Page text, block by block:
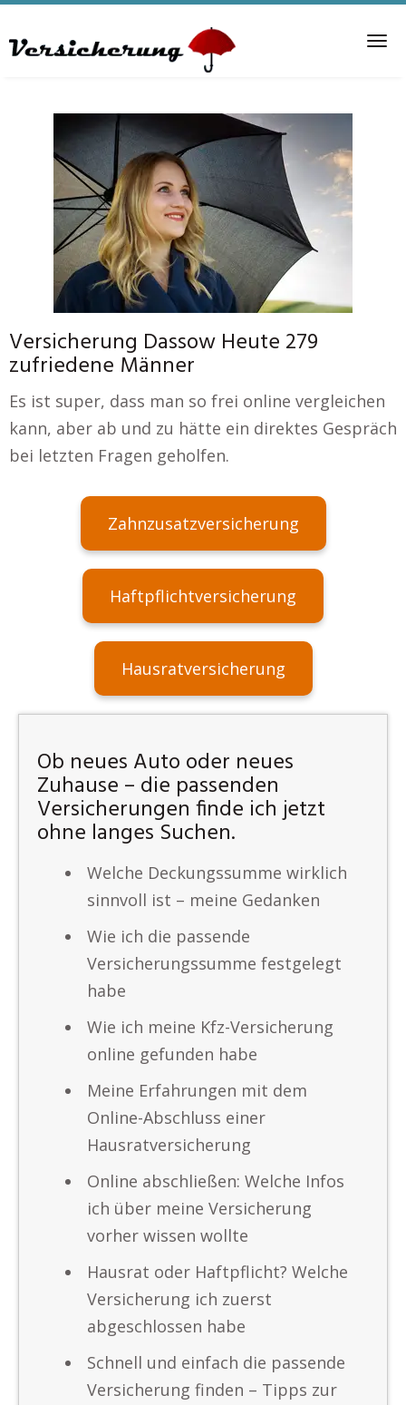
to
Versicherung Dassow Heute 279
zufriedene Männer
Es ist super, dass man so frei online vergleichen
kann, aber ab und zu hätte ein direktes Gespräch
bei letzten Fragen geholfen.
Zahnzusatzversicherung
Haftpflichtversicherung
Hausratversicherung
Ob neues Auto oder neues
Zuhause – die passenden
Versicherungen finde ich jetzt
ohne langes Suchen.
Welche Deckungssumme wirklich
sinnvoll ist – meine Gedanken
Wie ich die passende
Versicherungssumme festgelegt
habe
Wie ich meine Kfz-Versicherung
online gefunden habe
Meine Erfahrungen mit dem
Online-Abschluss einer
Hausratversicherung
Online abschließen: Welche Infos
ich über meine Versicherung
vorher wissen wollte
Hausrat oder Haftpflicht? Welche
Versicherung ich zuerst
abgeschlossen habe
Schnell und einfach die passende
Versicherung finden – Tipps zur